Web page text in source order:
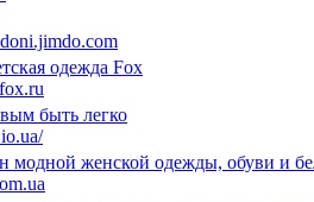
одежда Fox
быть легко
модной женской одежды, обуви и